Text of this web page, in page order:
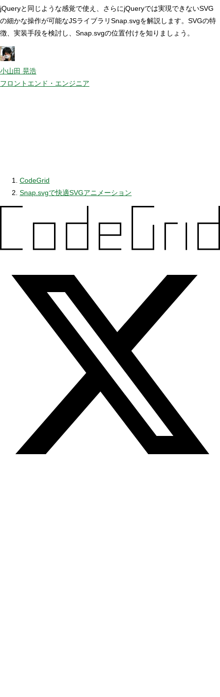
jQueryと同じような感覚で使え、さらにjQueryでは実現できないSVG
の細かな操作が可能なJSライブラリSnap.svgを解説します。SVGの特
徴、実装手段を検討し、Snap.svgの位置付けを知りましょう。
小山田 晃浩
フロントエンド・エンジニア
CodeGrid
Snap.svgで快適SVGアニメーション